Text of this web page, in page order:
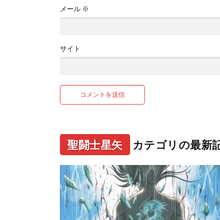
メール ※
サイト
聖闘士星矢 カテゴリの最新